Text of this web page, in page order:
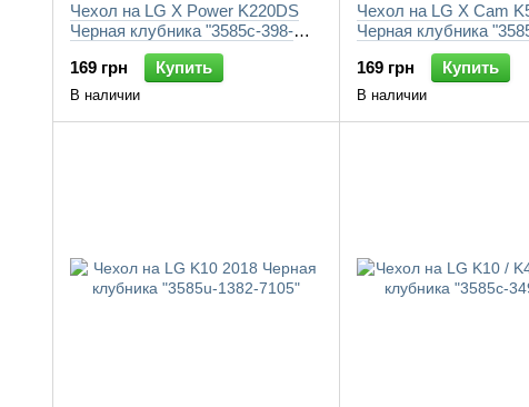
Чехол на LG X Power K220DS
Черная клубника "3585c-398-
169 грн
Купить
В наличии
Чехол на LG X Cam
Черная клубника
169 грн
Купить
В наличии